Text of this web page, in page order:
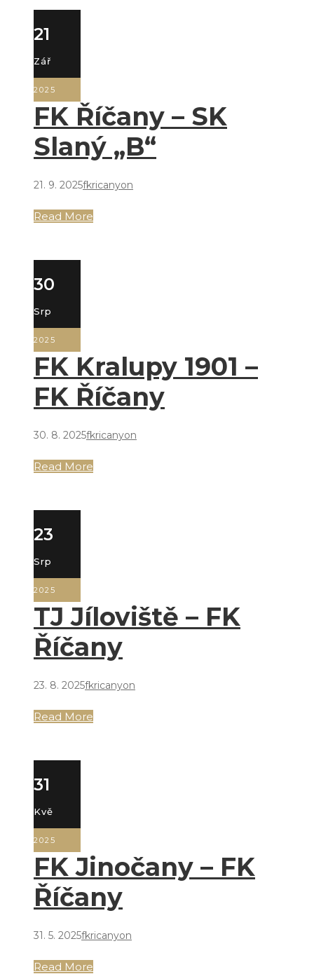
21
Zář
2025
FK Říčany – SK
Slaný „B“
21. 9. 2025fkricanyon
Read More
30
Srp
2025
FK Kralupy 1901 –
FK Říčany
30. 8. 2025fkricanyon
Read More
23
Srp
2025
TJ Jíloviště – FK
Říčany
23. 8. 2025fkricanyon
Read More
31
Kvě
2025
FK Jinočany – FK
Říčany
31. 5. 2025fkricanyon
Read More